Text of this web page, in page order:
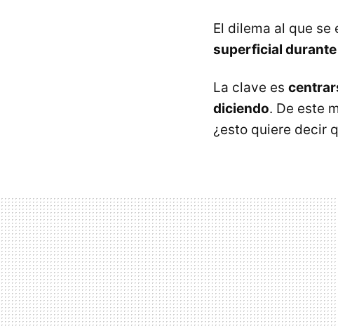
El dilema al que
superficial
La clave es
diciendo. De este
¿esto quiere decir